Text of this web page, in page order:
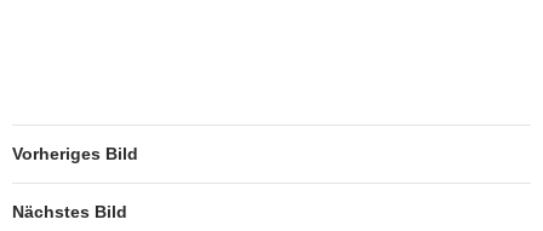
Vorheriges Bild
Nächstes Bild